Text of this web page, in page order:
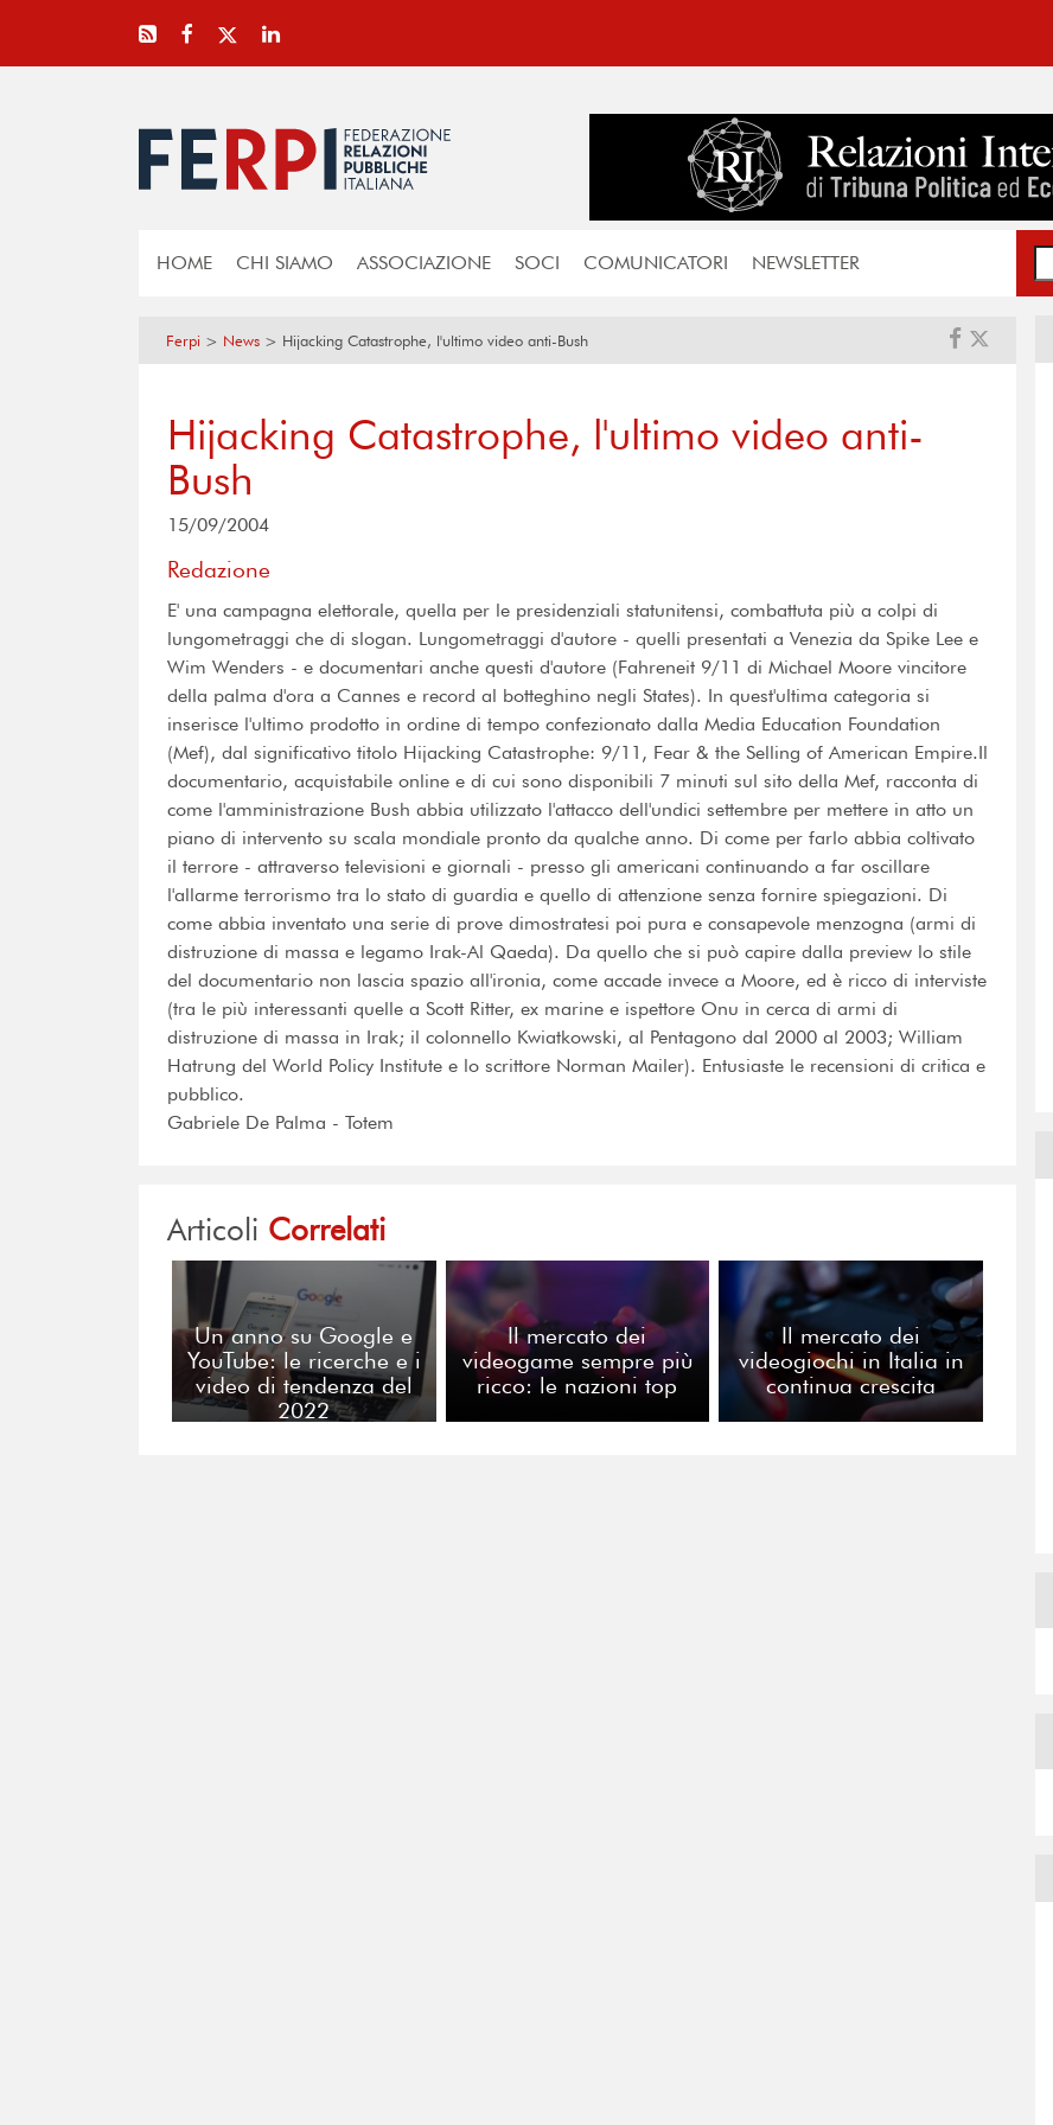
HOME CHI SIAMO ASSOCIAZIONE SOCI COMUNICATORI NEWSLETTER
Ferpi > News > Hijacking Catastrophe, l'ultimo video anti-Bush
Hijacking Catastrophe, l'ultimo video anti-
Bush
15/09/2004
Redazione
E' una campagna elettorale, quella per le presidenziali statunitensi, combattuta più a colpi di
lungometraggi che di slogan. Lungometraggi d'autore - quelli presentati a Venezia da Spike Lee e
Wim Wenders - e documentari anche questi d'autore (Fahreneit 9/11 di Michael Moore vincitore
della palma d'ora a Cannes e record al botteghino negli States). In quest'ultima categoria si
inserisce l'ultimo prodotto in ordine di tempo confezionato dalla Media Education Foundation
(Mef), dal significativo titolo Hijacking Catastrophe: 9/11, Fear & the Selling of American Empire.Il
documentario, acquistabile online e di cui sono disponibili 7 minuti sul sito della Mef, racconta di
come l'amministrazione Bush abbia utilizzato l'attacco dell'undici settembre per mettere in atto un
piano di intervento su scala mondiale pronto da qualche anno. Di come per farlo abbia coltivato
il terrore - attraverso televisioni e giornali - presso gli americani continuando a far oscillare
l'allarme terrorismo tra lo stato di guardia e quello di attenzione senza fornire spiegazioni. Di
come abbia inventato una serie di prove dimostratesi poi pura e consapevole menzogna (armi di
distruzione di massa e legamo Irak-Al Qaeda). Da quello che si può capire dalla preview lo stile
del documentario non lascia spazio all'ironia, come accade invece a Moore, ed è ricco di interviste
(tra le più interessanti quelle a Scott Ritter, ex marine e ispettore Onu in cerca di armi di
distruzione di massa in Irak; il colonnello Kwiatkowski, al Pentagono dal 2000 al 2003; William
Hatrung del World Policy Institute e lo scrittore Norman Mailer). Entusiaste le recensioni di critica e
pubblico.
Gabriele De Palma - Totem
Articoli Correlati
Un anno su Google e
YouTube: le ricerche e i
video di tendenza del
2022
Il mercato dei
videogame sempre più
ricco: le nazioni top
Il mercato dei
videogiochi in Italia in
continua crescita